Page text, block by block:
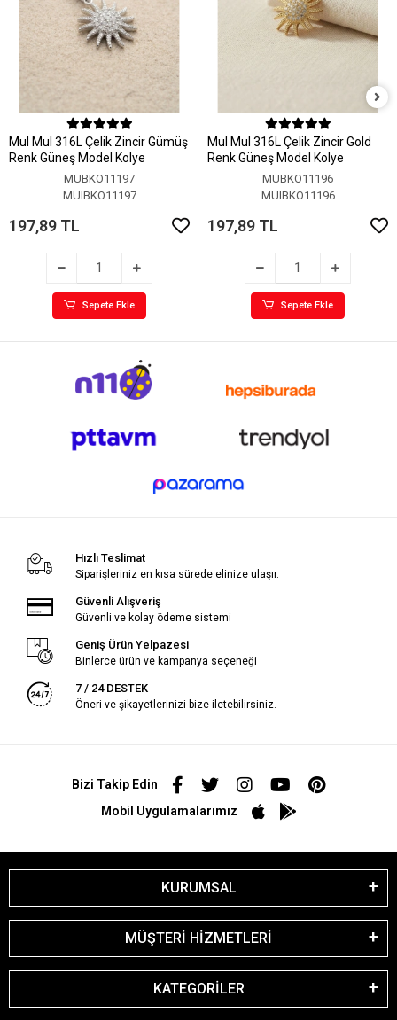
MuI MuI 316L Çelik Zincir Gümüş
Renk Güneş Model Kolye
MUBKO11197
MUIBKO11197
197,89 TL
Sepete Ekle
MuI MuI 316L Çelik Zincir Gold
Renk Güneş Model Kolye
MUBKO11196
MUIBKO11196
197,89 TL
Sepete Ekle
Hızlı Teslimat
Siparişleriniz en kısa sürede elinize ulaşır.
Güvenli Alışveriş
Güvenli ve kolay ödeme sistemi
Geniş Ürün Yelpazesi
Binlerce ürün ve kampanya seçeneği
7 / 24 DESTEK
Öneri ve şikayetlerinizi bize iletebilirsiniz.
Bizi Takip Edin
Mobil Uygulamalarımız
KURUMSAL
MÜŞTERİ HİZMETLERİ
KATEGORİLER